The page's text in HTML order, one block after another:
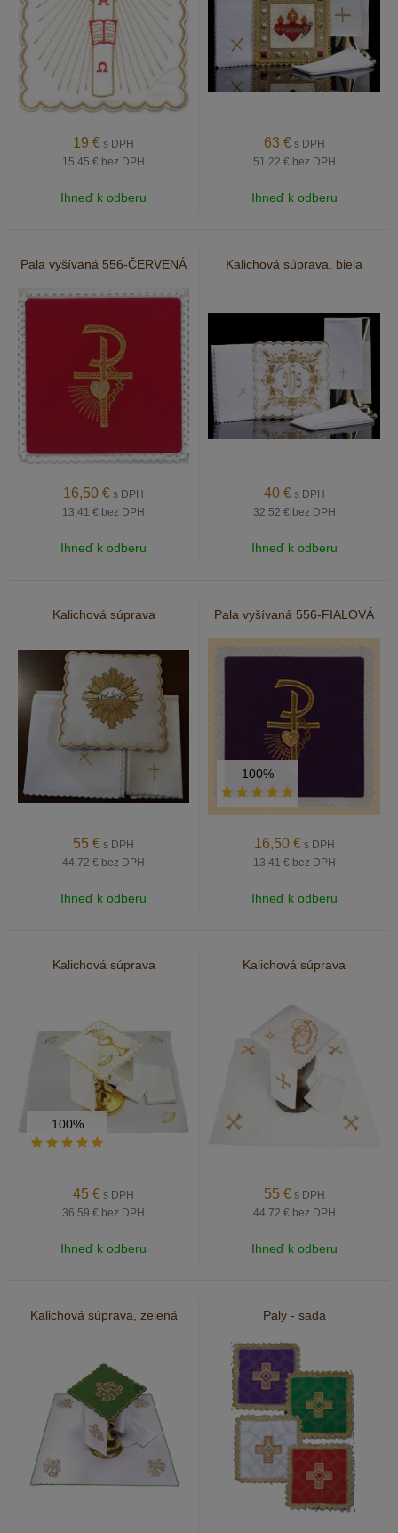
19 € s DPH
15,45 € bez DPH
Ihneď k odberu
63 € s DPH
51,22 € bez DPH
Ihneď k odberu
Pala vyšívaná 556-ČERVENÁ
16,50 € s DPH
13,41 € bez DPH
Ihneď k odberu
Kalichová súprava, biela
40 € s DPH
32,52 € bez DPH
Ihneď k odberu
Kalichová súprava
55 € s DPH
44,72 € bez DPH
Ihneď k odberu
Pala vyšívaná 556-FIALOVÁ
100%
16,50 € s DPH
13,41 € bez DPH
Ihneď k odberu
Kalichová súprava
100%
45 € s DPH
36,59 € bez DPH
Ihneď k odberu
Kalichová súprava
55 € s DPH
44,72 € bez DPH
Ihneď k odberu
Kalichová súprava, zelená Paly - sada